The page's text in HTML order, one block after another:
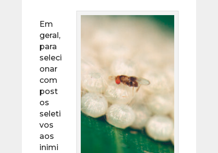
Em
geral,
para
seleci
onar
com
post
os
seleti
vos
aos
inimi